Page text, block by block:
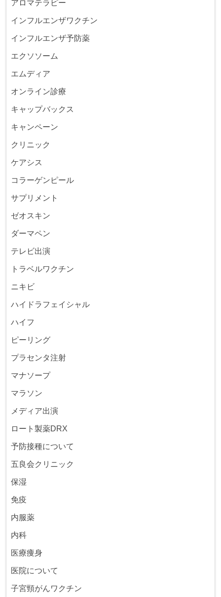
アロマテラピー
インフルエンザワクチン
インフルエンザ予防薬
エクソソーム
エムディア
オンライン診療
キャップバックス
キャンペーン
クリニック
ケアシス
コラーゲンピール
サプリメント
ゼオスキン
ダーマペン
テレビ出演
トラベルワクチン
ニキビ
ハイドラフェイシャル
ハイフ
ピーリング
プラセンタ注射
マナソープ
マラソン
メディア出演
ロート製薬DRX
予防接種について
五良会クリニック
保湿
免疫
内服薬
内科
医療痩身
医院について
子宮頸がんワクチン